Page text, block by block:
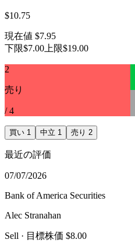
$10.75
現在値 $7.95
下限$7.00 上限$19.00
2
売り
/4
買い 1 中立 1 売り 2
最近の評価
07/07/2026
Bank of America Securities
Alec Stranahan
Sell · 目標株価 $8.00